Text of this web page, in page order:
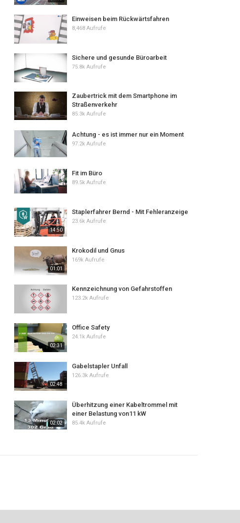
Einweisen beim Rückwärtsfahren
8,468 Aufrufe
Sichere und gesunde Büroarbeit
75.8k Aufrufe
Zaubertrick mit dem Smartphone im
Straßenverkehr
85.3k Aufrufe
Achtung - es ist immer nur ein Moment
97.2k Aufrufe
Fit im Büro
89.5k Aufrufe
14:50
Staplerfahrer Bernd - Mit Fehleranzeige
23.6k Aufrufe
01:01
Krokodil und Gnus
169k Aufrufe
Kennzeichnung von Gefahrstoffen
123.2k Aufrufe
02:31
Office Safety
24.1k Aufrufe
02:48
Gabelstapler Unfall
126.3k Aufrufe
02:02
Überhitzung einer Kabeltrommel mit
einer Belastung von11 kW
85.4k Aufrufe